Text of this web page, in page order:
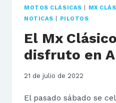
MOTOS CLÁSICAS MX
NOTICAS
PILOTOS
El Mx
disfruto en
21 de julio de 2022
El pasado sábado se